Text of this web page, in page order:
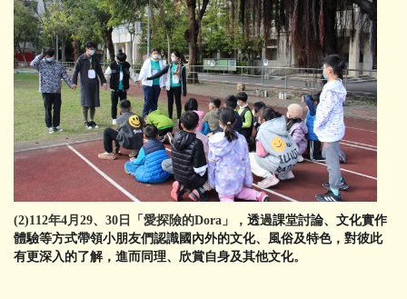
(2)112年4月29、30日「愛探險的Dora」， 透過課堂討論、文化實作
體驗等方式帶領小朋友們認識國內外的文化、風俗及特色，對彼此
有更深入的了解，進而同理、欣賞自身及其他文化。